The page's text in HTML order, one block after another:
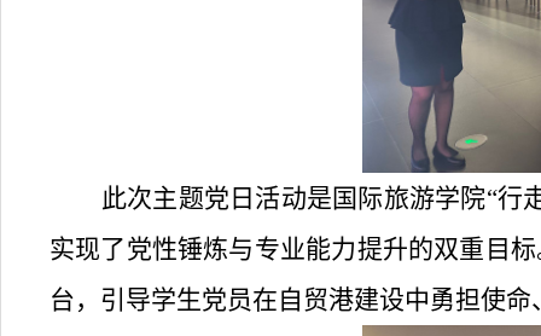
此次主题党日活动是国际旅游学院“行
实现了党性锤炼与专业能力提升的双重目
台，引导学生党员在自贸港建设中勇担使命